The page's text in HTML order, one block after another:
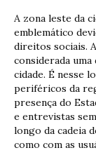
A zona leste da
emblemático
direitos sociais.
considerada uma
cidade. É nesse
periféricos da
presença do
e entrevistas
longo da cadeia
como com as